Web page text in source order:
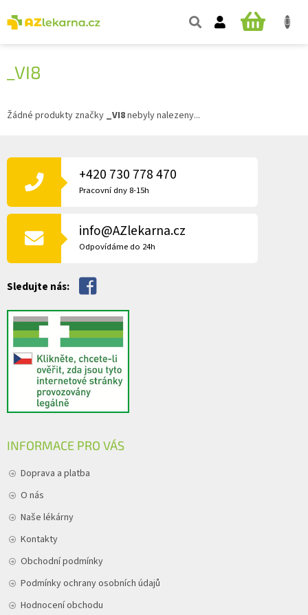
na
obsah
NÁKUPNÍ
_VI8
Žádné produkty značky _VI8nebyly nalezeny...
Á
T
+420 730 778 470
Pracovní dny 8-15h
info@AZlekarna.cz
Odpovídáme do 24h
Sledujte nás:
INFORMACE PRO VÁS
Doprava a platba
O nás
Naše lékárny
Kontakty
Obchodní podmínky
Podmínky ochrany osobních údajů
Hodnocení obchodu